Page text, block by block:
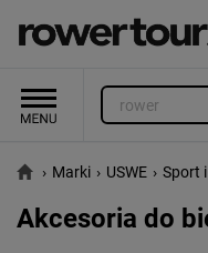
› Marki › USWE › Sport
Akcesoria do